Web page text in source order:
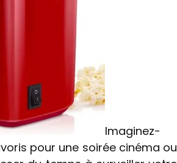
Imaginez-
pour une soirée cinéma ou